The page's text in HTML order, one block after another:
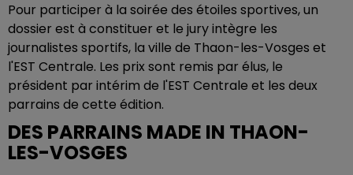
Pour participer à la soirée des étoiles sportives, un
dossier est à constituer et le jury intègre les
journalistes sportifs, la ville de Thaon-les-Vosges et
l'EST Centrale. Les prix sont remis par élus, le
président par intérim de l'EST Centrale et les deux
parrains de cette édition.
DES PARRAINS MADE IN THAON-
LES-VOSGES